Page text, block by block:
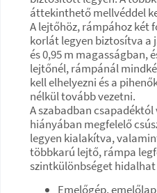
áttekinthető mellvéddel
A lejtőhöz, rámpához két
korlát legyen biztosítva a
és 0,95 m magasságban,
lejtőnél, rámpánál
kell elhelyezni és a
nélkül tovább vezetni.
A szabadban
hiányában megfelelő
legyen kialakítva,
többkarú lejtő, rámpa
szintkülönbséget
Emelőgép, emelőlap